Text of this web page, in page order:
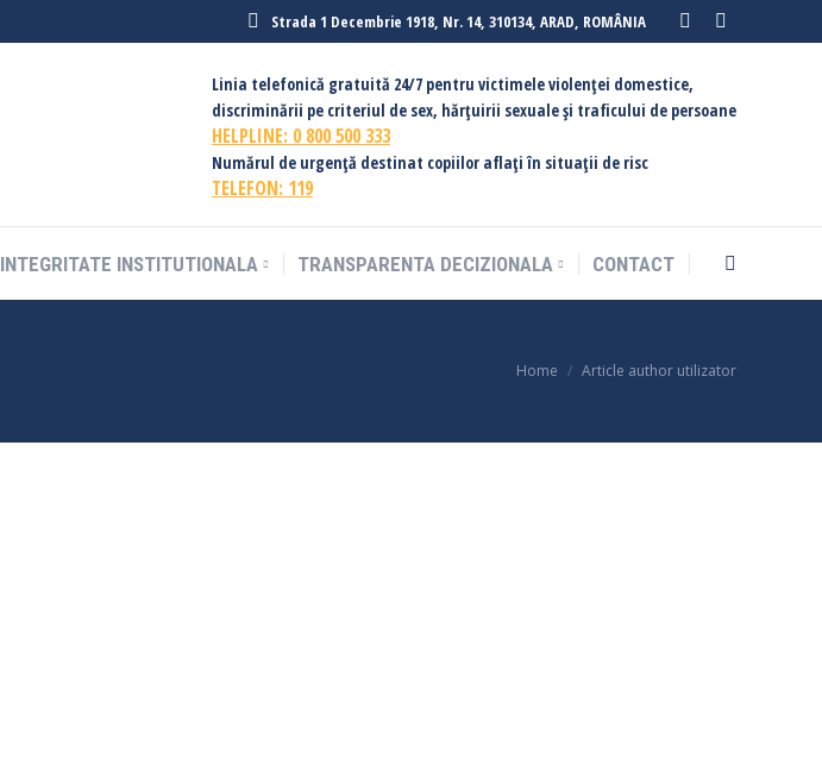
Strada 1 Decembrie 1918, Nr. 14, 310134, ARAD, ROMÂNIA
opens
Linia telefonică gratuită 24/7 pentru victimele violenței domestice,
discriminării pe criteriul de sex, hărțuirii sexuale și traficului de persoane
HELPLINE: 0 800 500 333
Numărul de urgență destinat copiilor aflați în situații de risc
TELEFON: 119
INTEGRITATE INSTITUTIONALA TRANSPARENTA DECIZIONALA CONTACT Search:
You are here:
Home Article author utilizator